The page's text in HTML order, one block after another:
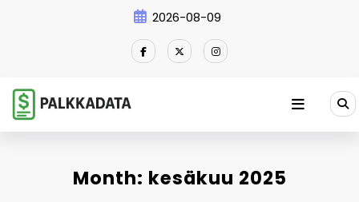
2026-08-09
Month: kesäkuu 2025